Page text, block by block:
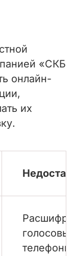
«СКБ
онлайн-
их
телефония